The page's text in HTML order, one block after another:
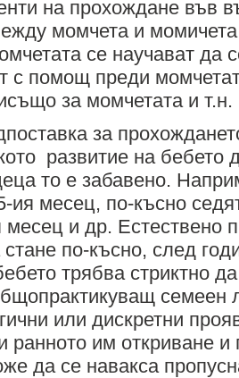
на прохождане във
момчета и
се научават да
с помощ преди
за момчетата и т.н.
за
развитие на бебето
то е забавено.
месец, по-късно
и др. Естествено
по-късно, след
трябва стриктно
семеен
или дискретни
ранното им откриване
да се навакса